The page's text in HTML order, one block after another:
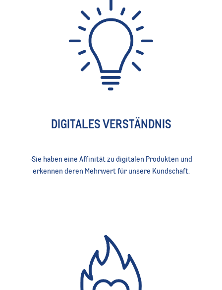
DIGITALES VERSTÄNDNIS
·Sie haben eine Affinität zu digitalen Produkten und
erkennen deren Mehrwert für unsere Kundschaft.